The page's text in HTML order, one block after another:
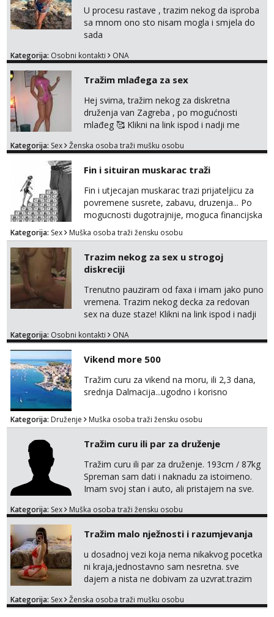
U procesu rastave , trazim nekog da isproba
sa mnom ono sto nisam mogla i smjela do
sada
Kategorija: Osobni kontakti ONA
Tražim mlađega za sex
Hej svima, tražim nekog za diskretna
druženja van Zagreba , po mogućnosti
mlađeg 🥰 Klikni na link ispod i nadji me
Kategorija: Sex Ženska osoba traži mušku osobu
Fin i situiran muskarac traži
Fin i utjecajan muskarac trazi prijateljicu za
povremene susrete, zabavu, druzenja... Po
mogucnosti dugotrajnije, moguca financijska
potpora!
Kategorija: Sex Muška osoba traži žensku osobu
Trazim nekog za sex u strogoj
diskreciji
Trenutno pauziram od faxa i imam jako puno
vremena. Trazim nekog decka za redovan
sex na duze staze! Klikni na link ispod i nadji
Kategorija: Osobni kontakti ONA
Vikend more 500
Tražim curu za vikend na moru, ili 2,3 dana,
srednja Dalmacija...ugodno i korisno
Kategorija: Druženje Muška osoba traži žensku osobu
Tražim curu ili par za druženje
Tražim curu ili par za druženje. 193cm / 87kg
Spreman sam dati i naknadu za istoimeno.
Imam svoj stan i auto, ali pristajem na sve.
brojeve. Molim Vas bez ponuda istog spola.
Kategorija: Sex Muška osoba traži žensku osobu
Tražim malo nježnosti i razumjevanja
u dosadnoj vezi koja nema nikakvog pocetka
ni kraja,jednostavno sam nesretna. sve
dajem a nista ne dobivam za uzvrat.trazim
trazim puno samo malo njeznosti i
Kategorija: Sex Ženska osoba traži mušku osobu